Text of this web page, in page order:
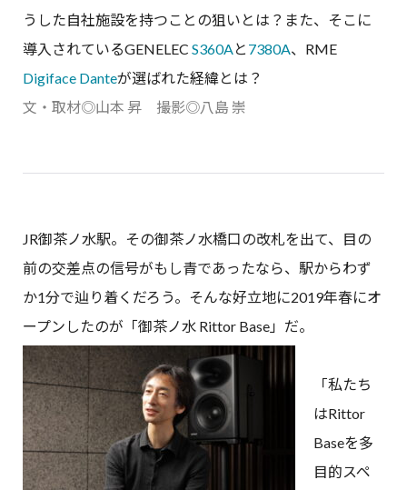
うした自社施設を持つことの狙いとは？また、そこに
導入されているGENELEC S360Aと 7380A、RME
Digiface Danteが選ばれた経緯とは？
文・取材◎山本 昇 撮影◎八島 崇
JR御茶ノ水駅。その御茶ノ水橋口の改札を出て、目の
前の交差点の信号がもし青であったなら、駅からわず
か1分で辿り着くだろう。そんな好立地に2019年春にオ
ープンしたのが「御茶ノ水 Rittor Base」だ。
「私たち
はRittor
Baseを多
目的スペ